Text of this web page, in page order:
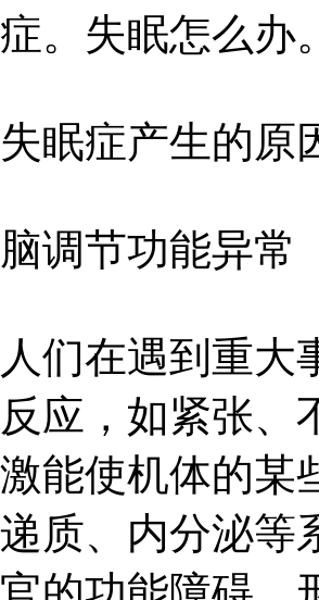
症。失眠怎么办。
失眠症产生的原
脑调节功能异常
人们在遇到重大
反应，如紧张、
激能使机体的某
递质、内分泌等